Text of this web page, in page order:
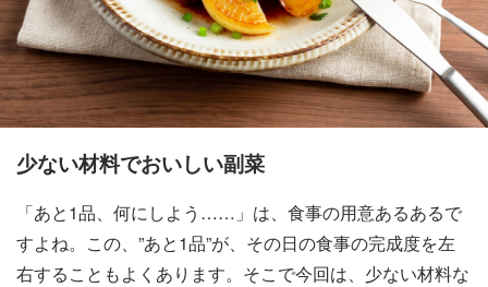
少ない材料でおいしい副菜
「あと1品、何にしよう……」は、食事の用意あるあるで
すよね。この、”あと1品”が、その日の食事の完成度を左
右することもよくあります。そこで今回は、少ない材料な